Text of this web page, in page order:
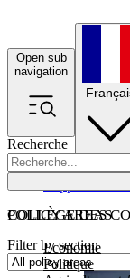
Open sub
navigation
Recherche
POLICY AREAS
Economie
Politique
COLLÈGE DES
Filter by section